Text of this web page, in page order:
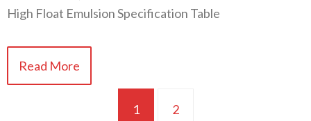
High Float Emulsion Specification Table
Read More
1 2